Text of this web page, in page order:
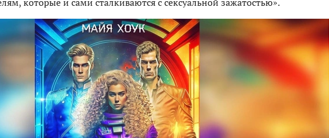
которые и сами сталкиваются с сексуальной зажатостью».